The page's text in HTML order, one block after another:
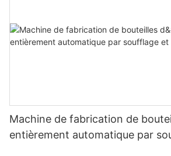
Machine de fabrication de
entièrement automatique par